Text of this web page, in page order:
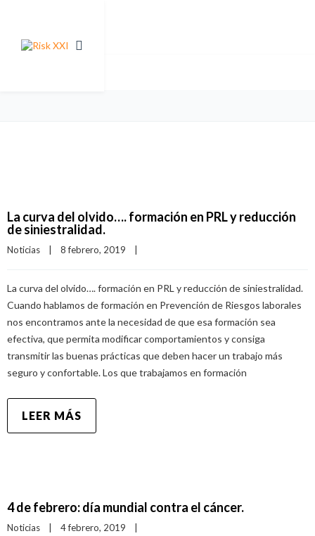
La curva del olvido…. formación en PRL y reducción
de siniestralidad.
Noticias 8 febrero, 2019
La curva del olvido…. formación en PRL y reducción de siniestralidad.
Cuando hablamos de formación en Prevención de Riesgos laborales
nos encontramos ante la necesidad de que esa formación sea
efectiva, que permita modificar comportamientos y consiga
transmitir las buenas prácticas que deben hacer un trabajo más
seguro y confortable. Los que trabajamos en formación
LEER MÁS
4 de febrero: día mundial contra el cáncer.
Noticias 4 febrero, 2019